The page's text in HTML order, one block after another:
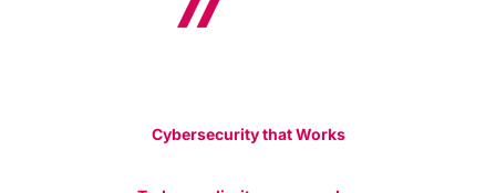
Cybersecurity that Works